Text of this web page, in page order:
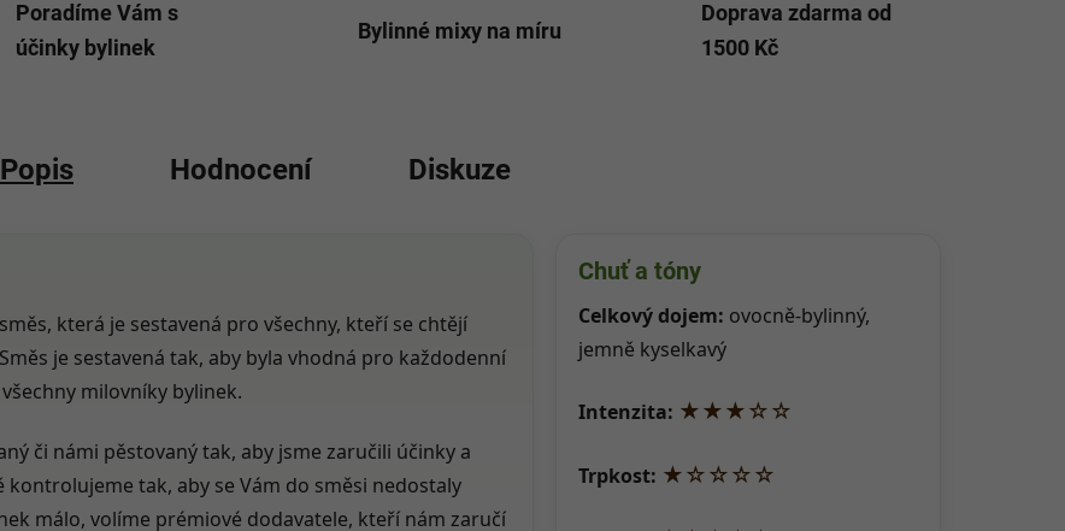
Poradíme Vám s
účinky bylinek
Bylinné mixy na míru
Doprava zdarma od
1500 Kč
Popis Hodnocení Diskuze
která je sestavená pro všechny, kteří se chtějí
je sestavená tak, aby byla vhodná pro každodenní
milovníky bylinek.
či námi pěstovaný tak, aby jsme zaručili účinky a
tak, aby se Vám do směsi nedostaly
málo, volíme prémiové dodavatele, kteří nám zaručí
Chuť a tóny
Celkový dojem: ovocně-bylinný,
jemně kyselkavý
Intenzita: ★★★☆☆
Trpkost: ★☆☆☆☆